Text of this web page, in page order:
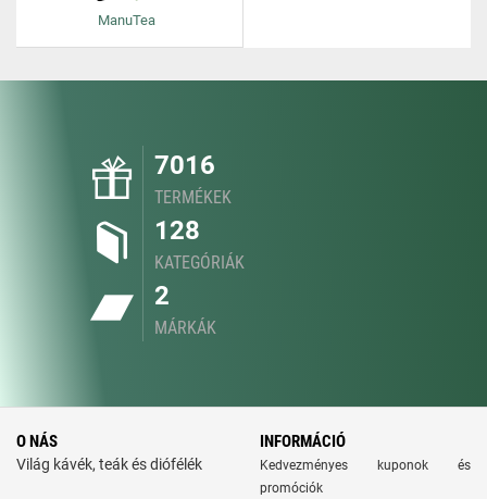
ManuTea
7016
TERMÉKEK
128
KATEGÓRIÁK
2
MÁRKÁK
O NÁS
Világ kávék, teák és diófélék
INFORMÁCIÓ
Kedvezményes kuponok és
promóciók